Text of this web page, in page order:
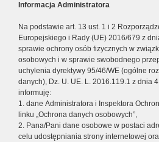
Informacja Administratora
Na podstawie art. 13 ust. 1 i 2
Europejskiego i Rady (UE) 2016/679 z
sprawie ochrony osób fizycznych w
osobowych i w sprawie swobodnego
uchylenia dyrektywy 95/46/WE (ogólne
danych), Dz. U. UE. L. 2016.119.1 z dnia
informuję:
1. dane Administratora i Inspektora
linku „Ochrona danych osobowych”,
2. Pana/Pani dane osobowe w postaci
celu udostępniania strony internetowej